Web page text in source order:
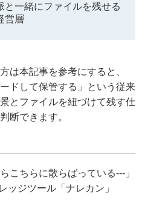
と一緒にファイルを残せる
営層
は本記事を参考にすると、
ドして保管する」という従来
とファイルを紐づけて残す仕
断できます。
こちらに散らばっている---」
ッジツール「ナレカン」